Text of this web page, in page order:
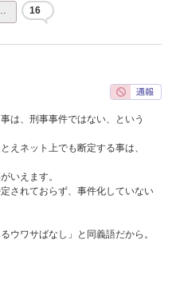
16
は、刑事事件ではない、という
えネット上でも断定する事は、
いえます。
されておらず、事件化していない
ウワサばなし」と同義語だから。